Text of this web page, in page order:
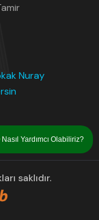
Nuray
saklıdır.
Nasıl Yardımcı Olabiliriz?